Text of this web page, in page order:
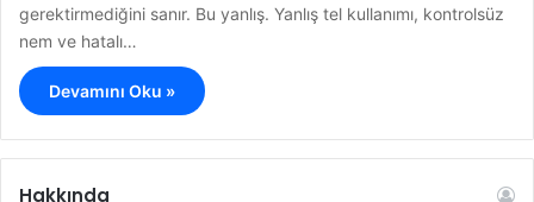
gerektirmediğini sanır. Bu yanlış. Yanlış tel kullanımı, kontrolsüz
nem ve hatalı…
Devamını Oku »
Hakkında